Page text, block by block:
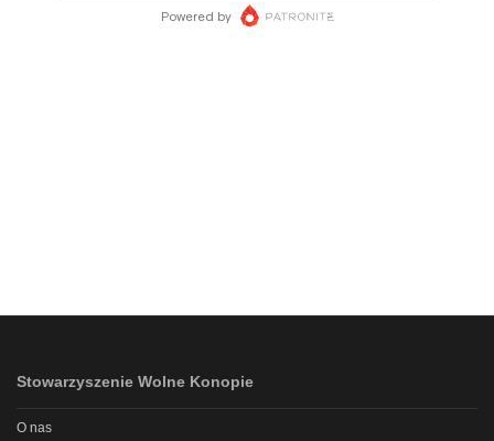
Stowarzyszenie Wolne Konopie
O nas